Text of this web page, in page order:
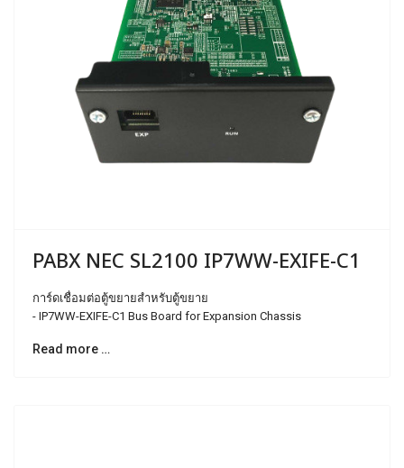
PABX NEC SL2100 IP7WW-EXIFE-C1
การ์ดเชื่อมต่อตู้ขยายสำหรับตู้ขยาย
- IP7WW-EXIFE-C1 Bus Board for Expansion Chassis
Read more …